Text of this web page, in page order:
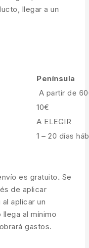
llegar a un
Península
A partir de
10€
A ELEGIR
1 – 20 días
es gratuito. Se
de aplicar
aplicar un
al mínimo
gastos.